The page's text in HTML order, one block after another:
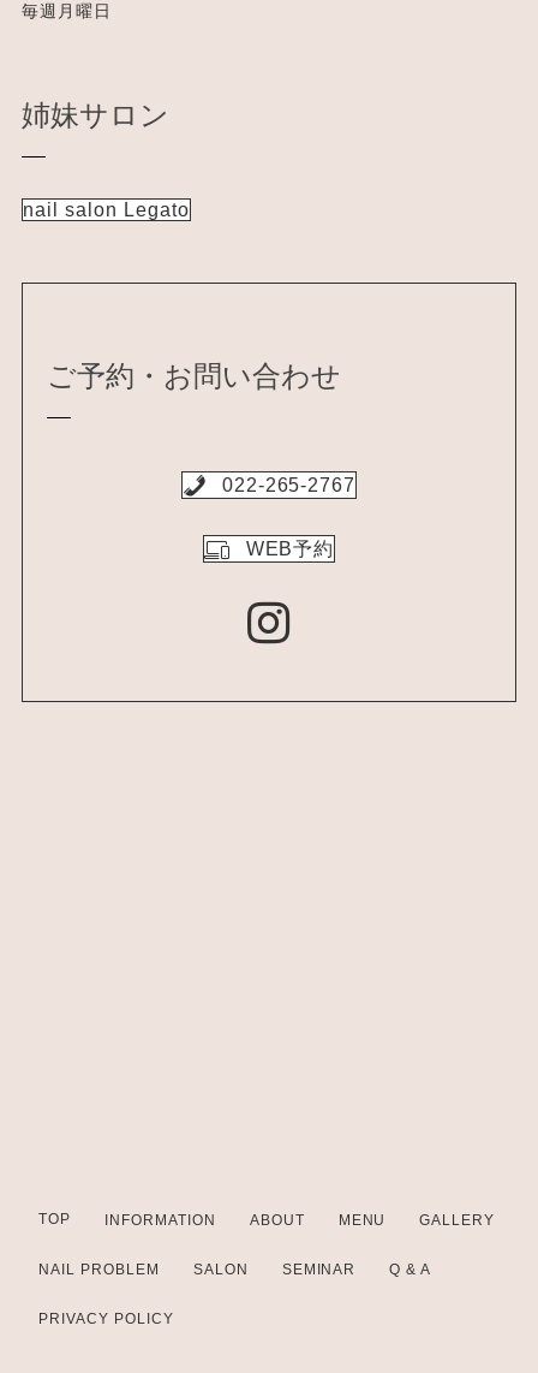
毎週月曜日
姉妹サロン
nail salon Legato
ご予約・お問い合わせ
022-265-2767
WEB予約
TOP INFORMATION ABOUT MENU GALLERY
NAIL PROBLEM SALON SEMINAR Q & A
PRIVACY POLICY